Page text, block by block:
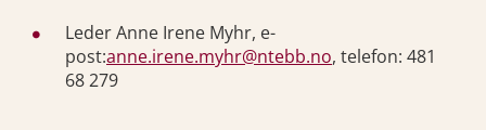
Leder Anne Irene Myhr, e-
post:anne.irene.myhr@ntebb.no, telefon: 481
68 279